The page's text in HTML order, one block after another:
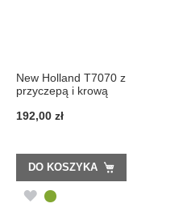
New Holland T7070 z
przyczepą i krową
192,00 zł
DO KOSZYKA
DODAJ